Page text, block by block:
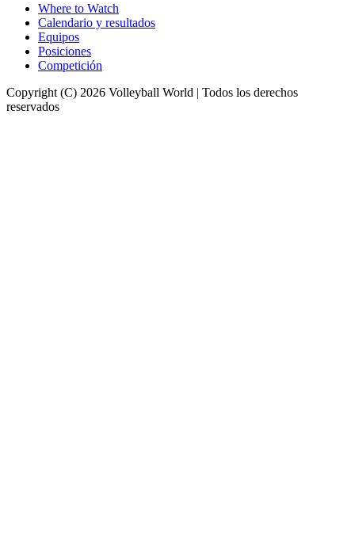
Where to Watch
Calendario y resultados
Equipos
Posiciones
Competición
Copyright (C) 2026 Volleyball World | Todos los derechos
reservados